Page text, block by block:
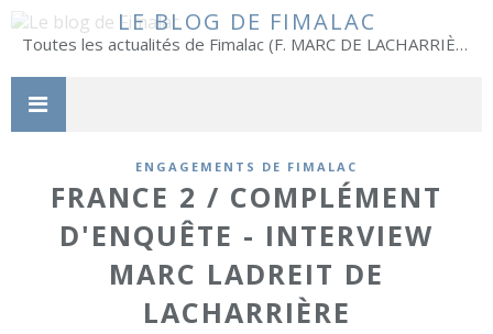
LE BLOG DE FIMALAC
Toutes les actualités de Fimalac (F. MARC DE LACHARRIÈRE)
ENGAGEMENTS DE FIMALAC
FRANCE 2 / COMPLÉMENT
D'ENQUÊTE - INTERVIEW
MARC LADREIT DE
LACHARRIÈRE